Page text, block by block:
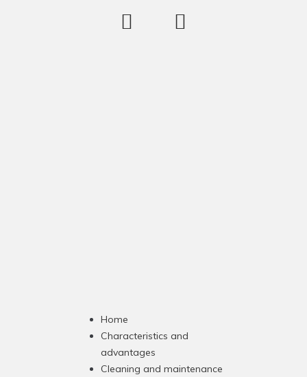
Home
Characteristics and
advantages
Cleaning and maintenance